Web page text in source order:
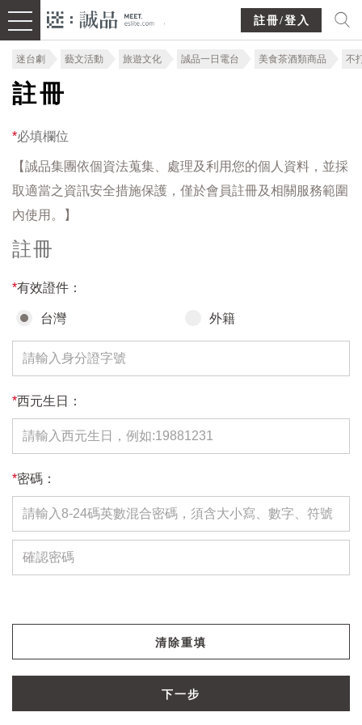
註冊/登入
迷台劇 藝文活動 旅遊文化 誠品一日電台 美食茶酒類商品 不
註冊
*必填欄位
【誠品集團依個資法蒐集、處理及利用您的個人資料，並採
取適當之資訊安全措施保護，僅於會員註冊及相關服務範圍
內使用。】
註冊
*有效證件：
台灣 外籍
*西元生日：
*密碼：